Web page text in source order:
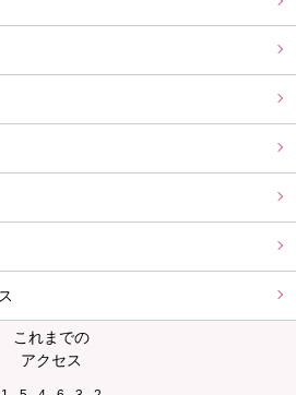
これまでの
アクセス